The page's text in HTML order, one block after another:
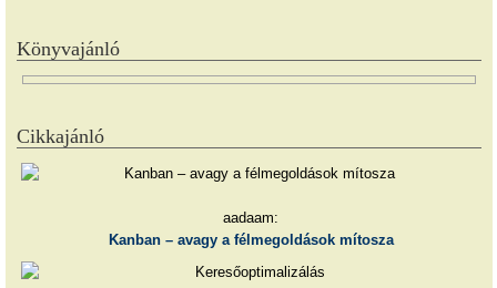
Könyvajánló
Cikkajánló
aadaam:
Kanban – avagy a félmegoldások mítosza